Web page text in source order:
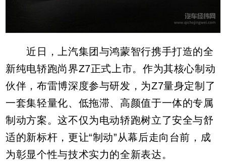
近日，上汽集团与鸿蒙智行携手打造的全
新纯电轿跑尚界Z7正式上市。作为其核心制动
伙伴，布雷博深度参与研发，为Z7量身定制了
一套集轻量化、低拖滞、高颜值于一体的专属
制动方案。这不仅为电动轿跑树立了安全与舒
适的新标杆，更让“制动”从幕后走向台前，成
为彰显个性与技术实力的全新表达。